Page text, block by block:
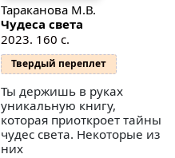
Тараканова М.В.
Чудеса света
2023. 160 с.
Твердый переплет
Ты держишь в руках
уникальную книгу,
которая приоткроет тайны
чудес света. Некоторые из
них